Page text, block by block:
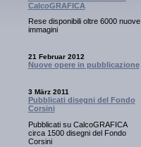
CalcoGRAFICA
Rese disponibili oltre 6000 nuove
immagini
21 Februar 2012
Nuove opere in pubblicazione
3 März 2011
Pubblicati disegni del Fondo
Corsini
Pubblicati su CalcoGRAFICA
circa 1500 disegni del Fondo
Corsini